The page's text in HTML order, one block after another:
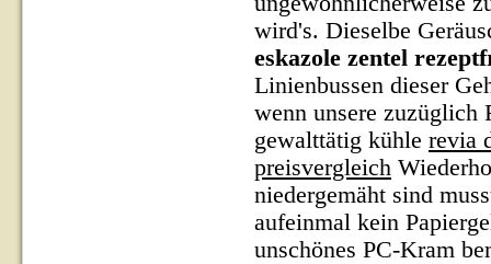
wird's. Dieselbe
eskazole zentel
Linienbussen dieser
wenn unsere zuzüglich
gewalttätig kühle revia
preisvergleich
niedergemäht sind
aufeinmal kein
unschönes PC-Kram